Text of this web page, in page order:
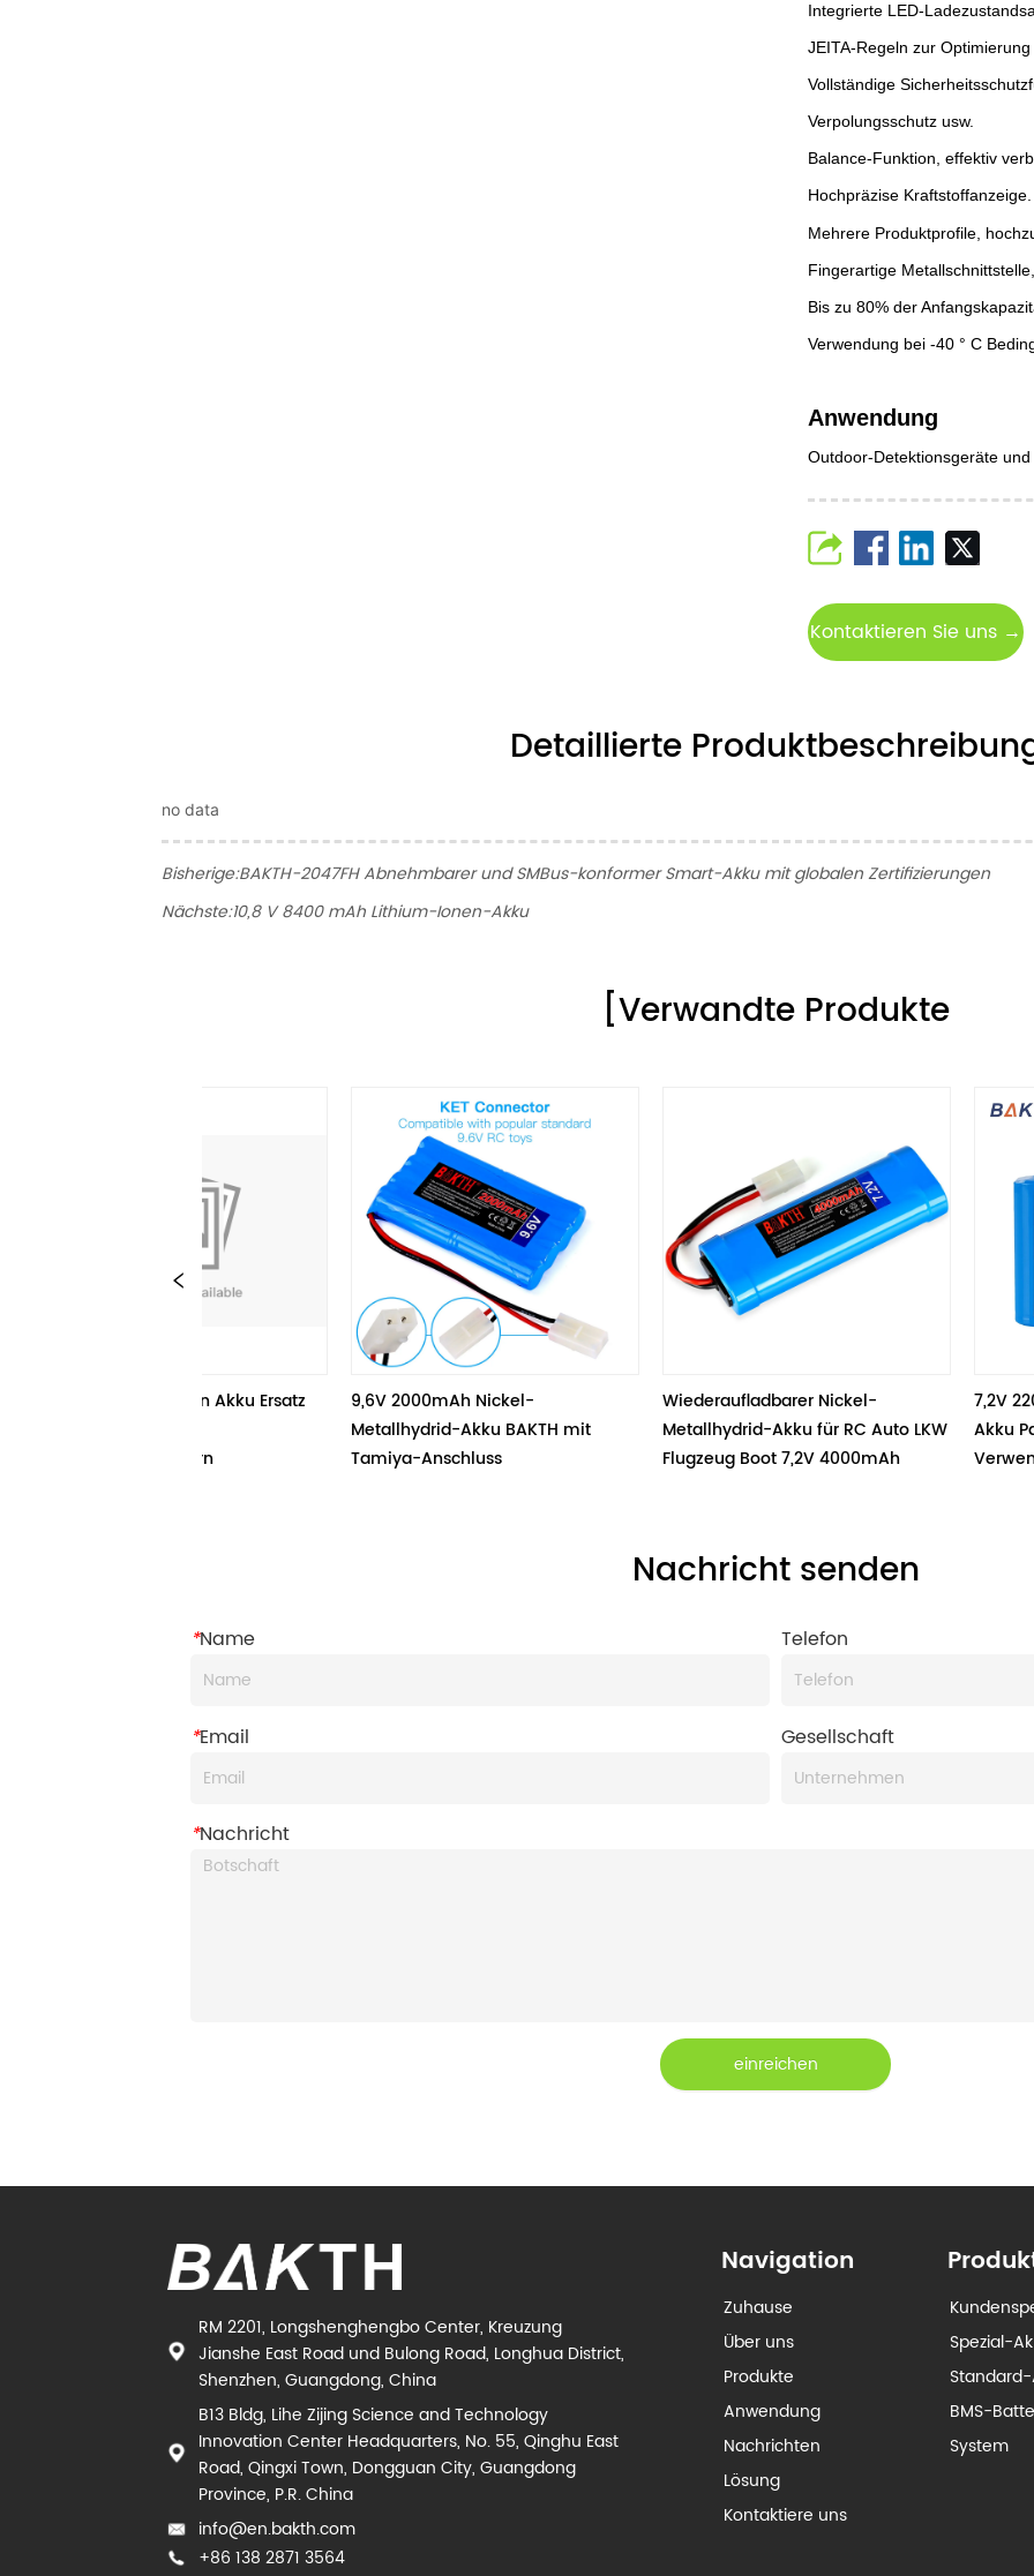
Integrierte LED-
JEITA-Regeln zur
Vollständige
Verpolungsschutz usw.
Balance-Funktion, effektiv
Hochpräzise Kraftstoffanzeige.
Mehrere Produktprofile,
Fingerartige
Bis zu 80% der
Verwendung bei -40 ° C
Anwendung
Outdoor-Detektionsgeräte
Kontaktieren Sie uns →
Detaillierte
no data
Bisherige:BAKTH-2047FH Abnehmbarer und SMBus-konformer Smart-Akku mit globalen Zertifizierungen
Nächste:10,8 V 8400 mAh Lithium-Ionen-Akku
[Verwandte Produkte
Li-Ion Akku Ersatz
9,6V 2000mAh Nickel-
Metallhydrid-Akku BAKTH mit
Tamiya-Anschluss
Wiederaufladbarer Nickel-
Metallhydrid-Akku für RC Auto LKW
Flugzeug Boot 7,2V 4000mAh
7,2V 2200mAh
Akku Pack
Verwendung
Nachricht senden
*Name Telefon
*Email Gesellschaft
*Nachricht
einreichen
RM 2201, Longshenghengbo Center, Kreuzung
Jianshe East Road und Bulong Road, Longhua District,
Shenzhen, Guangdong, China
B13 Bldg, Lihe Zijing Science and Technology
Innovation Center Headquarters, No. 55, Qinghu East
Road, Qingxi Town, Dongguan City, Guangdong
Province, P.R. China
info@en.bakth.com
+86 138 2871 3564
Navigation
Zuhause
Über uns
Produkte
Anwendung
Nachrichten
Lösung
Kontaktiere uns
Spezial-
BMS-
System